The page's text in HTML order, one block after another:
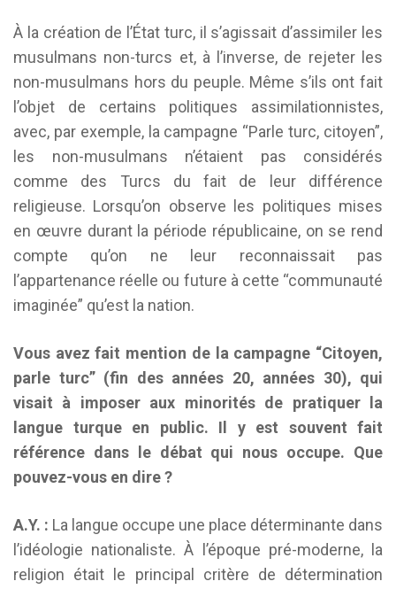
À la création de l’État turc, il s’agissait d’assimiler les
musulmans non-turcs et, à l’inverse, de rejeter les
non-musulmans hors du peuple. Même s’ils ont fait
l’objet de certains politiques assimilationnistes,
avec, par exemple, la campagne “Parle turc, citoyen”,
les non-musulmans n’étaient pas considérés
comme des Turcs du fait de leur différence
religieuse. Lorsqu’on observe les politiques mises
en œuvre durant la période républicaine, on se rend
compte qu’on ne leur reconnaissait pas
l’appartenance réelle ou future à cette “communauté
imaginée” qu’est la nation.
Vous avez fait mention de la campagne “Citoyen,
parle turc” (fin des années 20, années 30), qui
visait à imposer aux minorités de pratiquer la
langue turque en public. Il y est souvent fait
référence dans le débat qui nous occupe. Que
pouvez-vous en dire ?
A.Y. : La langue occupe une place déterminante dans
l’idéologie nationaliste. À l’époque pré-moderne, la
religion était le principal critère de détermination